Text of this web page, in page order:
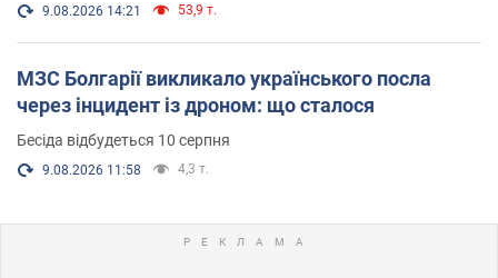
9.08.2026 14:21 53,9 т.
МЗС Болгарії викликало українського посла
через інцидент із дроном: що сталося
Бесіда відбудеться 10 серпня
9.08.2026 11:58 4,3 т.